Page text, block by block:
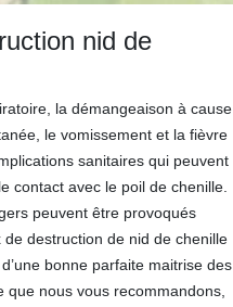
nid de
la démangeaison à cause
le vomissement et la fièvre
sanitaires qui peuvent
contact avec le poil de chenille.
peuvent être provoqués
destruction de nid de chenille
bonne parfaite maitrise des
que nous vous recommandons,